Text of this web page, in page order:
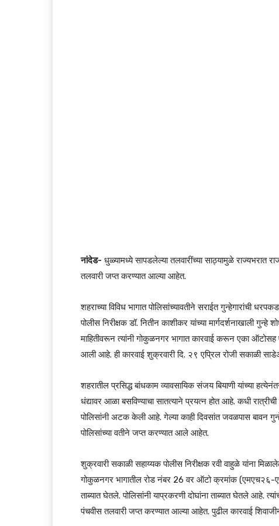
नांदेड- धुळ्यामध्ये सापडलेल्या तलवारींच्या साठ्यामुळे राज्यभरात
तलवारी जप्त करण्यात आल्या आहेत.
शहराच्या विविध भागात पोलिसांच्यावतीने सराईत गुन्हेगारांची
पोलीस निरीक्षक डॉ. नितीन काशीकर यांच्या मार्गदर्शनाखाली गुन्हे
माहितीवरून त्यांनी गोकुळनगर भागात कारवाई करून एका
आली आहे. ही कारवाई शुक्रवारी दि. २९ एप्रिल रोजी सकाळी
शहरातील प्रसिद्ध बांधकाम व्यावसायिक संजय बियाणी यांच्या
धंद्यावर आळा बसविण्याचा सातत्याने प्रयत्न होत आहे. कधी
पोलिसांनी अटक केली आहे. गेल्या काही दिवसांत जवळपास बावन
पोलिसांच्या वतीने जप्त करण्यात आले आहेत.
शुक्रवारी सकाळी सहाय्यक पोलीस निरीक्षक रवी वाहुळे यांना
गोकुळनगर भागातील रोड नंबर 26 वर ऑटो क्रमांक (एमएच२६-
ताब्यात घेतले. पोलिसांनी याप्रकरणी दोघांना ताब्यात घेतले आहे.
पंचवीस तलवारी जप्त करण्यात आल्या आहेत. पुढील कारवाई